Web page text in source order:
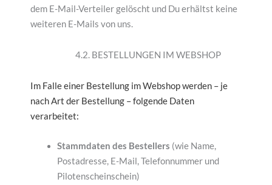
dem E-Mail-Verteiler gelöscht und Du erhältst keine
weiteren E-Mails von uns.
4.2. BESTELLUNGEN IM WEBSHOP
Im Falle einer Bestellung im Webshop werden – je
nach Art der Bestellung – folgende Daten
verarbeitet:
Stammdaten des Bestellers (wie Name,
Postadresse, E-Mail, Telefonnummer und
Pilotenscheinschein)